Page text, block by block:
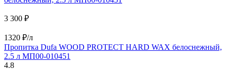
3 300 ₽
1320 ₽/л
Пропитка Dufa WOOD PROTECT HARD WAX белоснежный,
2.5 л МП00-010451
4.8